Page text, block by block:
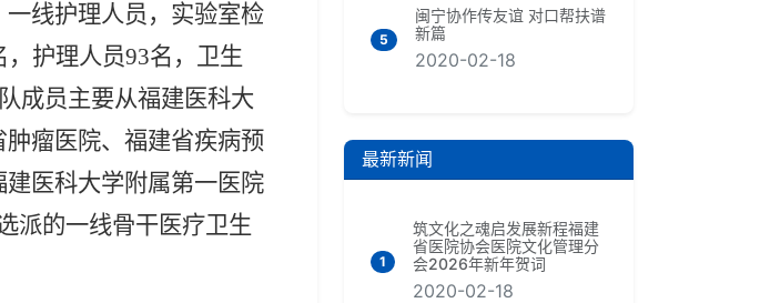
线护理人员，实验室检
护理人员93名，卫生
成员主要从福建医科大
瘤医院、福建省疾病预
医科大学附属第一医院
派的一线骨干医疗卫生
5
闽宁协作传友谊 对口帮扶谱
新篇
2020-02-18
最新新闻
1
筑文化之魂启发展新程福建
省医院协会医院文化管理分
会2026年新年贺词
2020-02-18